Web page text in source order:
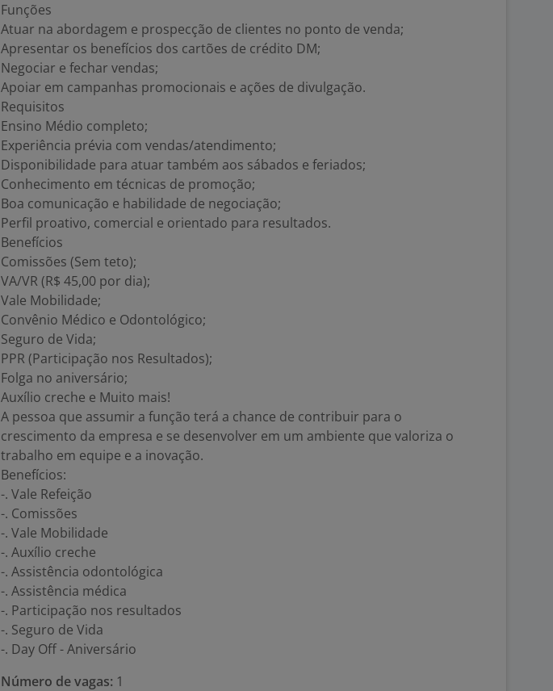
Funções
Atuar na abordagem e prospecção de clientes no ponto de venda;
Apresentar os benefícios dos cartões de crédito DM;
Negociar e fechar vendas;
Apoiar em campanhas promocionais e ações de divulgação.
Requisitos
Ensino Médio completo;
Experiência prévia com vendas/atendimento;
Disponibilidade para atuar também aos sábados e feriados;
Conhecimento em técnicas de promoção;
Boa comunicação e habilidade de negociação;
Perfil proativo, comercial e orientado para resultados.
Benefícios
Comissões (Sem teto);
VA/VR (R$ 45,00 por dia);
Vale Mobilidade;
Convênio Médico e Odontológico;
Seguro de Vida;
PPR (Participação nos Resultados);
Folga no aniversário;
Auxílio creche e Muito mais!
A pessoa que assumir a função terá a chance de contribuir para o
crescimento da empresa e se desenvolver em um ambiente que valoriza o
trabalho em equipe e a inovação.
Benefícios:
-. Vale Refeição
-. Comissões
-. Vale Mobilidade
-. Auxílio creche
-. Assistência odontológica
-. Assistência médica
-. Participação nos resultados
-. Seguro de Vida
-. Day Off - Aniversário
Número de vagas: 1